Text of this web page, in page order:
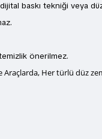
baskı tekniği veya
önerilmez.
Araçlarda, Her türlü düz